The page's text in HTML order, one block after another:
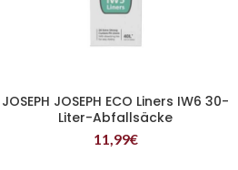
WEITERLESEN
JOSEPH JOSEPH ECO Liners IW6 30-
Liter-Abfallsäcke
11,99€